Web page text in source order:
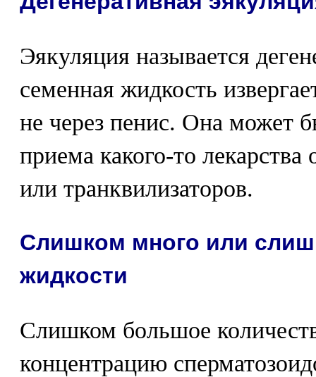
Эякуляция называется
семенная жидкость
не через пенис. Она может
приема какого-то
или транквилизаторов.
Слишком много или
жидкости
Слишком большое
концентрацию